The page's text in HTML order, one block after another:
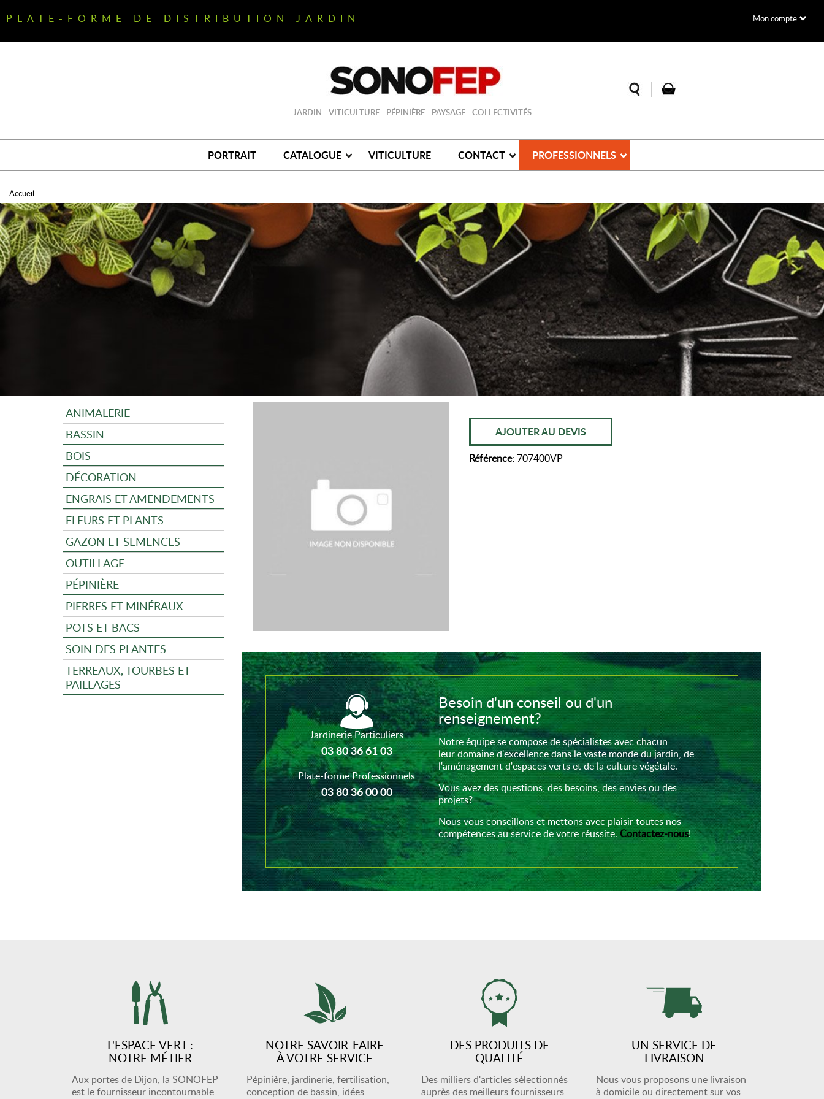
au
principal
PLATE-FORME DE DISTRIBUTION JARDIN Mon compte
JARDIN - VITICULTURE - PÉPINIÈRE - PAYSAGE - COLLECTIVITÉS
PORTRAIT CATALOGUE VITICULTURE CONTACT PROFESSIONNELS
Accueil
AJOUTER AU DEVIS
Référence:707400VP
Jardinerie Particuliers
03 80 36 61 03
Plate-forme Professionnels
03 80 36 00 00
Besoin d'un conseil ou d'un
renseignement?
Notre équipe se compose de spécialistes avec chacun
leur domaine d'excellence dans le vaste monde du jardin, de
l'aménagement d'espaces verts et de la culture végétale.
Vous avez des questions, des besoins, des envies ou des
projets?
Nous vous conseillons et mettons avec plaisir toutes nos
compétences au service de votre réussite.Contactez-nous!
ANIMALERIE
BASSIN
BOIS
DÉCORATION
ENGRAIS ET AMENDEMENTS
FLEURS ET PLANTS
GAZON ET SEMENCES
OUTILLAGE
PÉPINIÈRE
PIERRES ET MINÉRAUX
POTS ET BACS
SOIN DES PLANTES
TERREAUX, TOURBES ET
PAILLAGES
L'ESPACE VERT :
NOTRE MÉTIER
Aux portes de Dijon, la SONOFEP
est le fournisseur incontournable
NOTRE SAVOIR-FAIRE
À VOTRE SERVICE
Pépinière, jardinerie, fertilisation,
conception de bassin, idées
DES PRODUITS DE
QUALITÉ
Des milliers d'articles sélectionnés
auprès des meilleurs fournisseurs
UN SERVICE DE
LIVRAISON
Nous vous proposons une livraison
à domicile ou directement sur vos